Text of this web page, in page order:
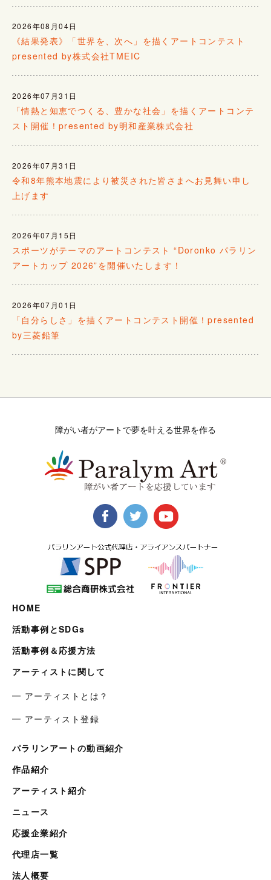
2026年08月04日
《結果発表》「世界を、次へ」を描くアートコンテスト
presented by株式会社TMEIC
2026年07月31日
「情熱と知恵でつくる、豊かな社会」を描くアートコンテ
スト開催！presented by明和産業株式会社
2026年07月31日
令和8年熊本地震により被災された皆さまへお見舞い申し
上げます
2026年07月15日
スポーツがテーマのアートコンテスト “Doronko パラリン
アートカップ 2026”を開催いたします！
2026年07月01日
「自分らしさ」を描くアートコンテスト開催！presented
by三菱鉛筆
障がい者がアートで夢を叶える世界を作る
HOME
活動事例とSDGs
活動事例＆応援方法
アーティストに関して
━ アーティストとは？
━ アーティスト登録
パラリンアートの動画紹介
作品紹介
アーティスト紹介
ニュース
応援企業紹介
代理店一覧
法人概要